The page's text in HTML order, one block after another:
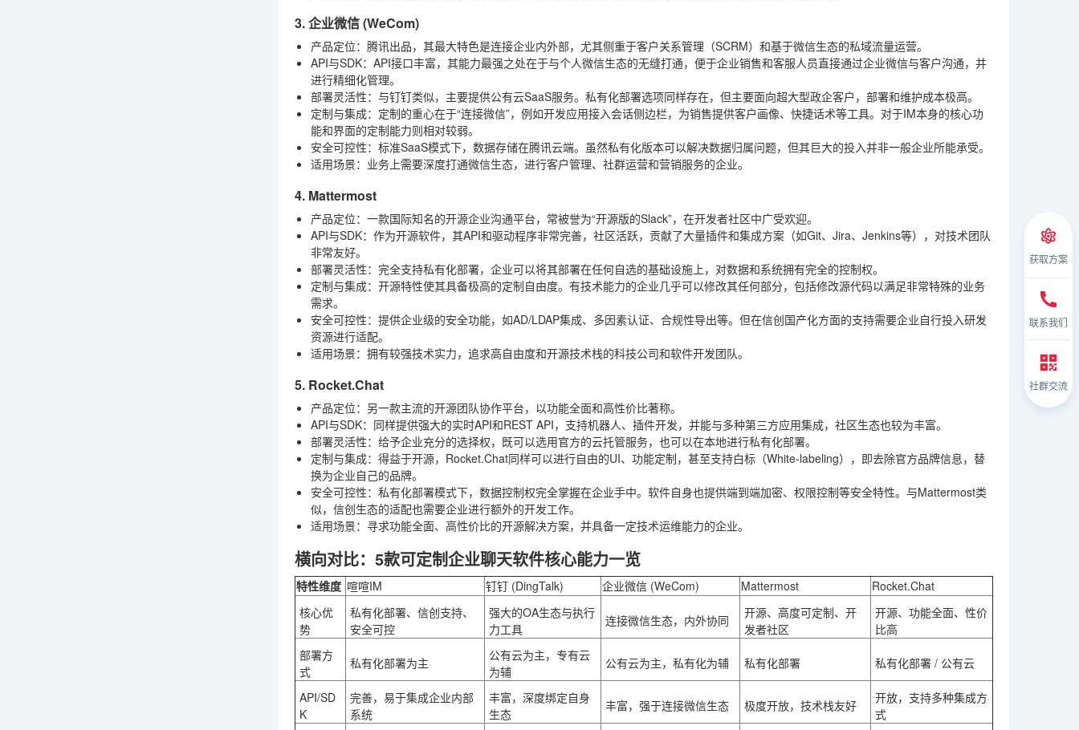
3. 企业微信 (WeCom)
产品定位：腾讯出品，其最大特色是连接企业内外部，尤其侧重于客户关系管理（SCRM）和基于微信生态的私域流量运营。
API与SDK：API接口丰富，其能力最强之处在于与个人微信生态的无缝打通，便于企业销售和客服人员直接通过企业微信与客户沟通，并
进行精细化管理。
部署灵活性：与钉钉类似，主要提供公有云SaaS服务。私有化部署选项同样存在，但主要面向超大型政企客户，部署和维护成本极高。
定制与集成：定制的重心在于“连接微信”，例如开发应用接入会话侧边栏，为销售提供客户画像、快捷话术等工具。对于IM本身的核心功
能和界面的定制能力则相对较弱。
安全可控性：标准SaaS模式下，数据存储在腾讯云端。虽然私有化版本可以解决数据归属问题，但其巨大的投入并非一般企业所能承受。
适用场景：业务上需要深度打通微信生态，进行客户管理、社群运营和营销服务的企业。
4. Mattermost
产品定位：一款国际知名的开源企业沟通平台，常被誉为“开源版的Slack”，在开发者社区中广受欢迎。
API与SDK：作为开源软件，其API和驱动程序非常完善，社区活跃，贡献了大量插件和集成方案（如Git、Jira、Jenkins等），对技术团队
非常友好。
部署灵活性：完全支持私有化部署，企业可以将其部署在任何自选的基础设施上，对数据和系统拥有完全的控制权。
定制与集成：开源特性使其具备极高的定制自由度。有技术能力的企业几乎可以修改其任何部分，包括修改源代码以满足非常特殊的业务
需求。
安全可控性：提供企业级的安全功能，如AD/LDAP集成、多因素认证、合规性导出等。但在信创国产化方面的支持需要企业自行投入研发
资源进行适配。
适用场景：拥有较强技术实力，追求高自由度和开源技术栈的科技公司和软件开发团队。
5. Rocket.Chat
产品定位：另一款主流的开源团队协作平台，以功能全面和高性价比著称。
API与SDK：同样提供强大的实时API和REST API，支持机器人、插件开发，并能与多种第三方应用集成，社区生态也较为丰富。
部署灵活性：给予企业充分的选择权，既可以选用官方的云托管服务，也可以在本地进行私有化部署。
定制与集成：得益于开源，Rocket.Chat同样可以进行自由的UI、功能定制，甚至支持白标（White-labeling），即去除官方品牌信息，替
换为企业自己的品牌。
安全可控性：私有化部署模式下，数据控制权完全掌握在企业手中。软件自身也提供端到端加密、权限控制等安全特性。与Mattermost类
似，信创生态的适配也需要企业进行额外的开发工作。
适用场景：寻求功能全面、高性价比的开源解决方案，并具备一定技术运维能力的企业。
横向对比：5款可定制企业聊天软件核心能力一览
特性维度 喧喧IM 钉钉 (DingTalk) 企业微信 (WeCom) Mattermost
Rocket.Chat
核心优
势
私有化部署、信创支持、
安全可控
强大的OA生态与执行
力工具
连接微信生态，内外协同
开源、高度可定制、开
发者社区
开源、功能全面、性价
比高
部署方
式
私有化部署为主
公有云为主，专有云
为辅
公有云为主，私有化为辅 私有化部署 私有化部署 / 公有云
API/SD
K
完善，易于集成企业内部
系统
丰富，深度绑定自身
生态
丰富，强于连接微信生态 极度开放，技术栈友好
开放，支持多种集成方
式
获取方案
联系我们
社群交流